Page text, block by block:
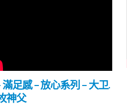
滿足感 – 放心系列 – 大卫.
神父